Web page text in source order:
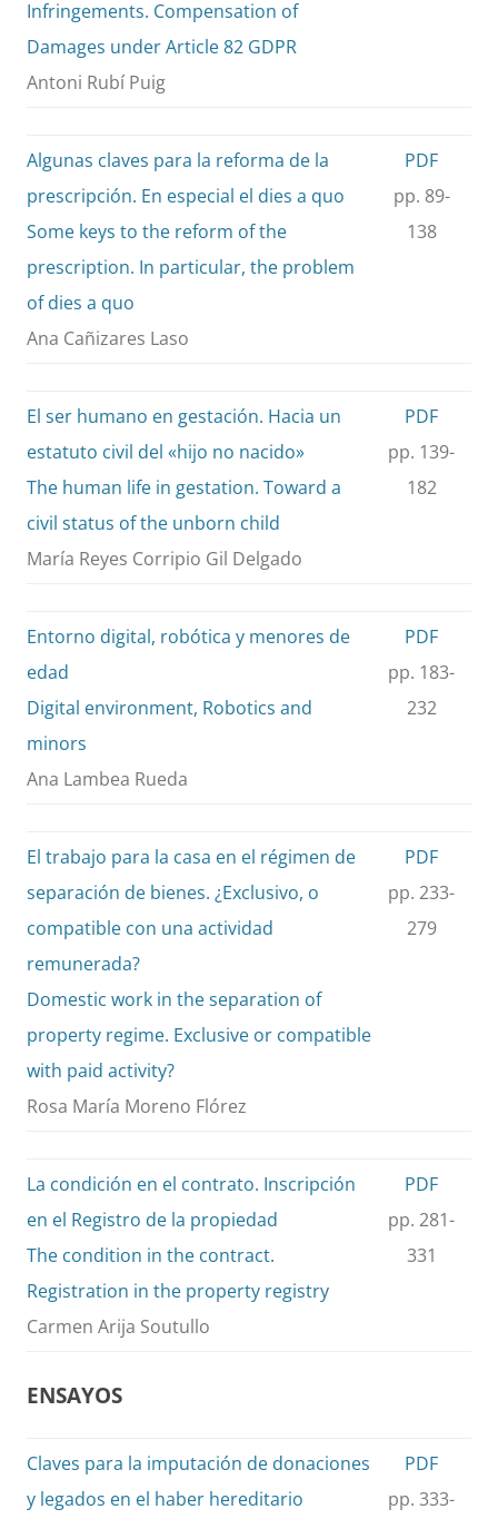
Infringements. Compensation of
Damages under Article 82 GDPR
Antoni Rubí Puig
Algunas claves para la reforma de la
prescripción. En especial el dies a quo
Some keys to the reform of the
prescription. In particular, the problem
of dies a quo
Ana Cañizares Laso
PDF
pp. 89-
138
El ser humano en gestación. Hacia un
estatuto civil del «hijo no nacido»
The human life in gestation. Toward a
civil status of the unborn child
María Reyes Corripio Gil Delgado
PDF
pp. 139-
182
Entorno digital, robótica y menores de
edad
Digital environment, Robotics and
minors
Ana Lambea Rueda
PDF
pp. 183-
232
El trabajo para la casa en el régimen de
separación de bienes. ¿Exclusivo, o
compatible con una actividad
remunerada?
Domestic work in the separation of
property regime. Exclusive or compatible
with paid activity?
Rosa María Moreno Flórez
PDF
pp. 233-
279
La condición en el contrato. Inscripción
en el Registro de la propiedad
The condition in the contract.
Registration in the property registry
Carmen Arija Soutullo
PDF
pp. 281-
331
ENSAYOS
Claves para la imputación de donaciones
y legados en el haber hereditario
PDF
pp. 333-